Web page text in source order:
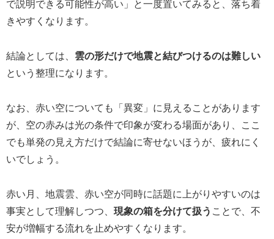
で説明できる可能性が高い」と一度置いてみると、落ち着
きやすくなります。
結論としては、 雲の形だけで地震と結びつけるのは難しい
という整理になります。
なお、赤い空についても「異変」に見えることがあります
が、空の赤みは光の条件で印象が変わる場面があり、ここ
でも単発の見え方だけで結論に寄せないほうが、疲れにく
いでしょう。
赤い月、地震雲、赤い空が同時に話題に上がりやすいのは
事実として理解しつつ、 現象の箱を分けて扱う ことで、不
安が増幅する流れを止めやすくなります。